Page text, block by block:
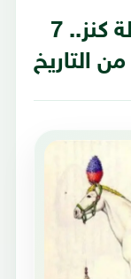
ربما تحوي تعويذة أو خريطة كنز.. 7
التاريخ